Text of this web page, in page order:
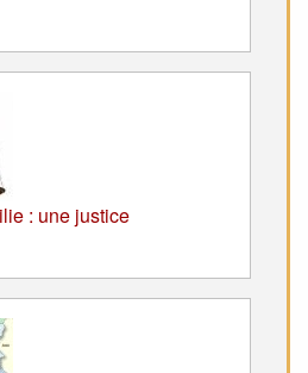
: une justice